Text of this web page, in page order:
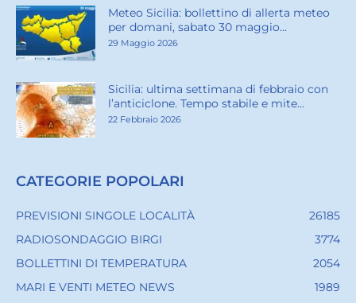
Meteo Sicilia: bollettino di allerta meteo
per domani, sabato 30 maggio...
29 Maggio 2026
Sicilia: ultima settimana di febbraio con
l’anticiclone. Tempo stabile e mite...
22 Febbraio 2026
CATEGORIE POPOLARI
PREVISIONI SINGOLE LOCALITÀ
26185
RADIOSONDAGGIO BIRGI
3774
BOLLETTINI DI TEMPERATURA
2054
MARI E VENTI METEO NEWS
1989